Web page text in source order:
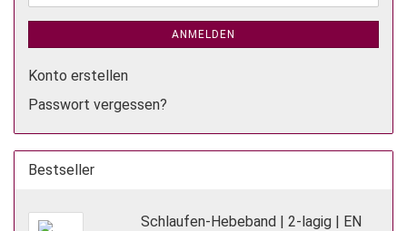
ANMELDEN
Konto erstellen
Passwort vergessen?
Bestseller
Schlaufen-Hebeband | 2-lagig | EN